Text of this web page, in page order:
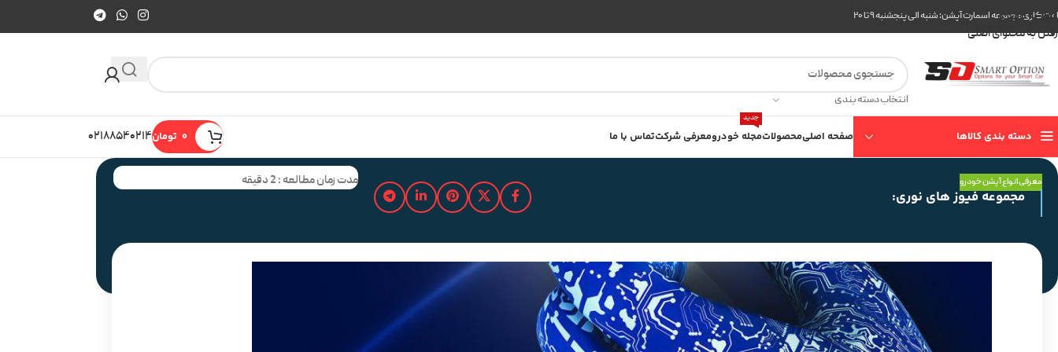
عبور به ناوبری
رفتن به محتوای اصلی
کاری مجموعه اسمارت آپشن: شنبه الی پنجشنبه ۹ تا ۲۰
انتخاب دسته بندی
دسته بندی کالاها صفحه اصلیمحصولاتمجله خودرو
جدید
معرفی شرکتتماس با ما تومان۰۲۱۸۸۵۴۰۲۱۴
معرفی انواع آپشن خودرو
مجموعه فیوز های نوری:
مدت زمان مطالعه : 2 دقیقه